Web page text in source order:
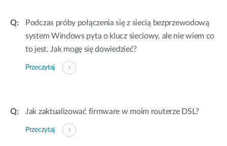
Podczas próby połączenia się z siecią bezprzewodową
system Windows pyta o klucz sieciowy, ale nie wiem co
to jest. Jak mogę się dowiedzieć?
Przeczytaj
Jak zaktualizować firmware w moim routerze DSL?
Przeczytaj